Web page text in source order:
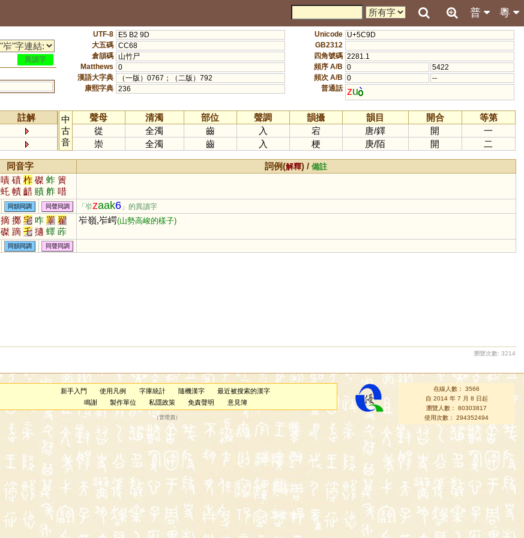
粵
普
異讀字
UTF-8
E5 B2 9D
大五碼 CC68
倉頡碼
山竹尸
Matthews
0
漢語大字典
（一版）0767；（二版）792
康熙字典 236
Unicode U+5C9D
GB2312
四角號碼 2281.1
頻序 A/B 0
5422
頻次 A/B 0
--
普通話 zu
註解
中
古
音
聲母 清濁 部位 聲調 韻攝 韻目 開合
等第
從
全濁 齒 入 宕 唐/鐸 開
一
崇
全濁 齒 入 梗 庚/陌 開 二
同音字 詞例(解釋) /備註
嘖 磧 柞 磔 蚱 簀
虴 幘 齰 賾 舴 唶
同韻同調 同聲同調 「岝zaak6 」的異讀字
摘 擲 宅 咋 睪 翟
磔 蹢 乇 擿 蠌 葃
矠 賾 襗 檡 烢
岝嶺,岝崿(山勢高峻的樣子)
同韻同調 同聲同調
瀏覽次數: 3214
新手入門 使用凡例 字庫統計 隨機漢字
最近被搜索的漢字
鳴謝
製作單位 私隱政策 免責聲明 意見簿
（管理員 ）
在線人數： 3566
自 2014 年 7 月 8 日起
瀏覽人數： 80303817
使用次數： 294352494